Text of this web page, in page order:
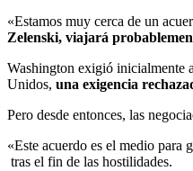
«Estamos muy cerca de un
Zelenski, viajará
Washington exigió inicialmente
Unidos, una exigencia
Pero desde entonces, las
«Este acuerdo es el medio para
tras el fin de las hostilidades.